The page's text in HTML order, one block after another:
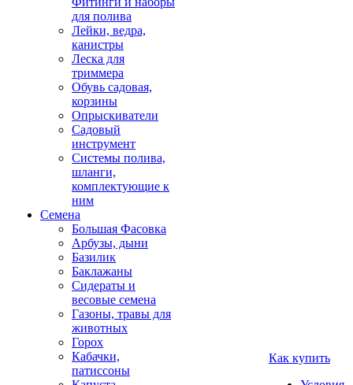
для полива
Лейки, ведра,
канистры
Леска для
триммера
Обувь садовая,
корзины
Опрыскиватели
Садовый
инструмент
Системы полива,
шланги,
комплектующие к
ним
Семена
Большая Фасовка
Арбузы, дыни
Базилик
Баклажаны
Сидераты и
весовые семена
Газоны, травы для
животных
Горох
Кабачки,
патиссоны
Как купить